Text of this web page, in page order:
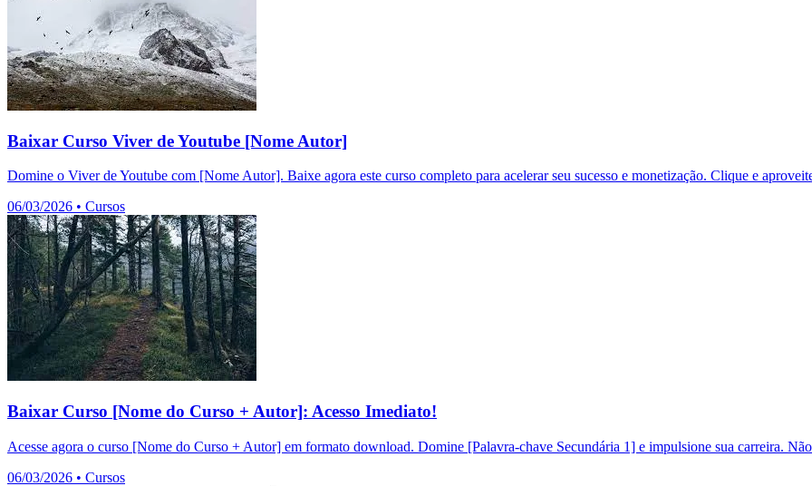
Baixar Curso Viver de Youtube [Nome Autor]
Domine o Viver de Youtube com [Nome Autor]. Baixe agora este curso completo para acelerar seu sucesso e monetização. Clique e
06/03/2026 • Cursos
Baixar Curso [Nome do Curso + Autor]: Acesso Imediato!
Acesse agora o curso [Nome do Curso + Autor] em formato download. Domine [Palavra-chave Secundária 1] e impulsione sua carreira.
06/03/2026 • Cursos